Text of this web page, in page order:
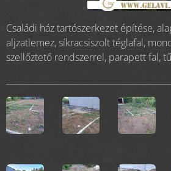
Családi ház tartószerkezet építése,
aljzatlemez, síkracsiszolt téglafal,
szellőztető rendszerrel, parapett fal,